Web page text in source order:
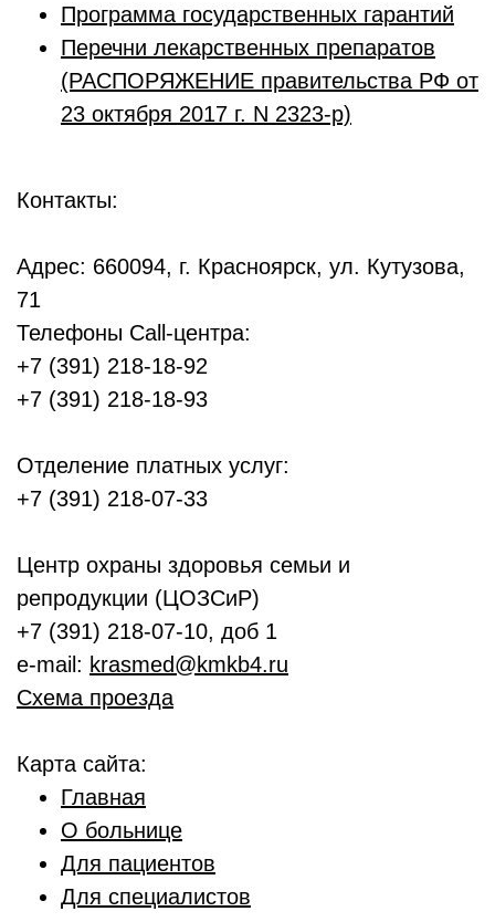
Программа государственных гарантий
Перечни лекарственных препаратов
(РАСПОРЯЖЕНИЕ правительства РФ от
23 октября 2017 г. N 2323-р)
Контакты:
Адрес: 660094, г. Красноярск, ул. Кутузова,
71
Телефоны Call-центра:
+7 (391) 218-18-92
+7 (391) 218-18-93
Отделение платных услуг:
+7 (391) 218-07-33
Центр охраны здоровья семьи и
репродукции (ЦОЗСиР)
+7 (391) 218-07-10, доб 1
e-mail: krasmed@kmkb4.ru
Схема проезда
Карта сайта:
Главная
О больнице
Для пациентов
Для специалистов